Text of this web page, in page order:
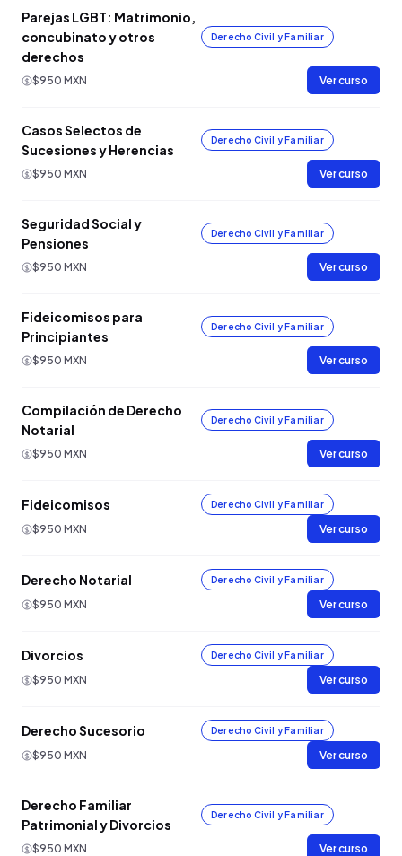
Parejas LGBT: Matrimonio,
concubinato y otros
derechos
Derecho Civil y Familiar
$950 MXN Ver curso
Casos Selectos de
Sucesiones y Herencias
Derecho Civil y Familiar
$950 MXN Ver curso
Seguridad Social y
Pensiones
Derecho Civil y Familiar
$950 MXN Ver curso
Fideicomisos para
Principiantes
Derecho Civil y Familiar
$950 MXN Ver curso
Compilación de Derecho
Notarial
Derecho Civil y Familiar
$950 MXN Ver curso
Fideicomisos Derecho Civil y Familiar
$950 MXN Ver curso
Derecho Notarial Derecho Civil y Familiar
$950 MXN Ver curso
Divorcios Derecho Civil y Familiar
$950 MXN Ver curso
Derecho Sucesorio Derecho Civil y Familiar
$950 MXN Ver curso
Derecho Familiar
Patrimonial y Divorcios
Derecho Civil y Familiar
$950 MXN Ver curso